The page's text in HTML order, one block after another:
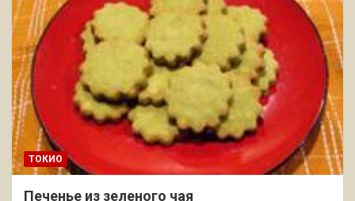
ТОКИО
Печенье из зеленого чая